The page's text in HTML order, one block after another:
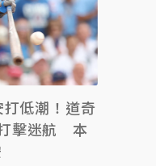
低潮！道奇
擊迷航 本